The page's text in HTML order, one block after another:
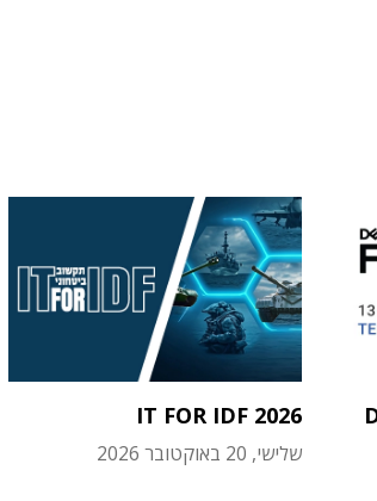
IT FOR IDF 2026
שלישי, 20 באוקטובר 2026